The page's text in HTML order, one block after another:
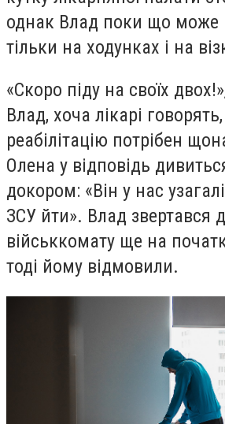
однак Влад поки що може
тільки на ходунках і на
«Скоро піду на своїх
Влад, хоча лікарі
реабілітацію потрібен
Олена у відповідь
докором: «Він у нас
ЗСУ йти». Влад звертався
військкомату ще на
тоді йому відмовили.